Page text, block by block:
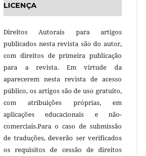
LICENÇA
Direitos Autorais para artigos
publicados nesta revista são do autor,
com direitos de primeira publicação
para a revista. Em virtude da
aparecerem nesta revista de acesso
público, os artigos são de uso gratuito,
com atribuições próprias, em
aplicações educacionais e não-
comerciais.Para o caso de submissão
de traduções, deverão ser verificados
os requisitos de cessão de direitos